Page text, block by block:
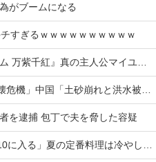
がブームになる
すぎるｗｗｗｗｗｗｗｗｗｗ
真の主人公マイユニはキャラメイクが可能
府「三峡ダム周辺を重点強化」中国ダム「決壊」中国「現場封鎖！（空撮削除」→
を逮捕 包丁で夫を脅した容疑
番料理は冷やし中華 「あり得ないほどダルい」